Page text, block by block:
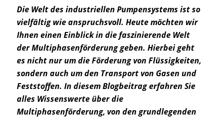
Die Welt des industriellen Pumpensystems ist so
vielfältig wie anspruchsvoll. Heute möchten wir
Ihnen einen Einblick in die faszinierende Welt
der Multiphasenförderung geben. Hierbei geht
es nicht nur um die Förderung von Flüssigkeiten,
sondern auch um den Transport von Gasen und
Feststoffen. In diesem Blogbeitrag erfahren Sie
alles Wissenswerte über die
Multiphasenförderung, von den grundlegenden